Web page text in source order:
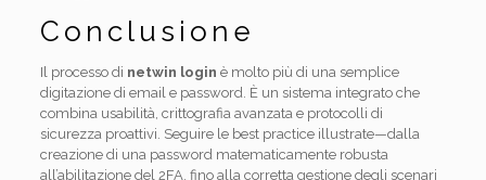
Conclusione
Il processo di netwin login è molto più di una semplice
digitazione di email e password. È un sistema integrato che
combina usabilità, crittografia avanzata e protocolli di
sicurezza proattivi. Seguire le best practice illustrate—dalla
creazione di una password matematicamente robusta
all’abilitazione del 2FA, fino alla corretta gestione degli scenari